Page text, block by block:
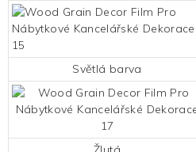
Světlá barva